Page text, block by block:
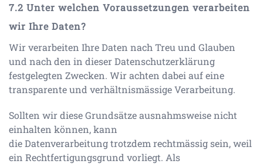
Unter welchen Voraussetzungen verarbeiten
wir Ihre Daten?
Wir verarbeiten Ihre Daten nach Treu und Glauben
und nach den in dieser Datenschutzerklärung
festgelegten Zwecken. Wir achten dabei auf eine
transparente und verhältnismässige Verarbeitung.
Sollten wir diese Grundsätze ausnahmsweise nicht
einhalten können, kann
die Datenverarbeitung trotzdem rechtmässig sein, weil
ein Rechtfertigungsgrund vorliegt. Als